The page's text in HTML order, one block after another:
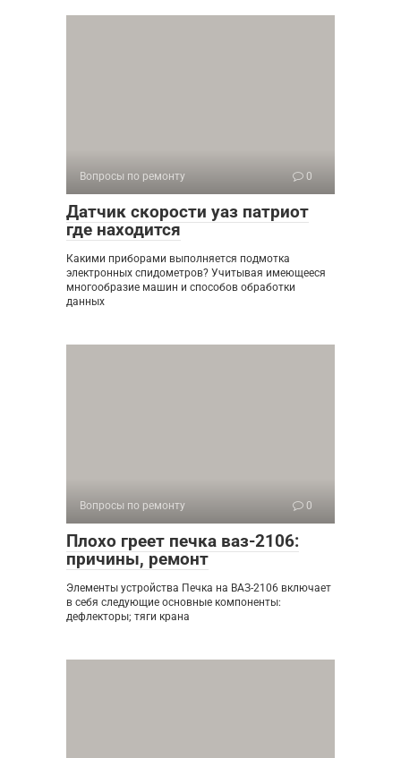
Вопросы по ремонту 0
Датчик скорости уаз патриот
где находится
Какими приборами выполняется подмотка
электронных спидометров? Учитывая имеющееся
многообразие машин и способов обработки
данных
Вопросы по ремонту 0
Плохо греет печка ваз-2106:
причины, ремонт
Элементы устройства Печка на ВАЗ-2106 включает
в себя следующие основные компоненты:
дефлекторы; тяги крана